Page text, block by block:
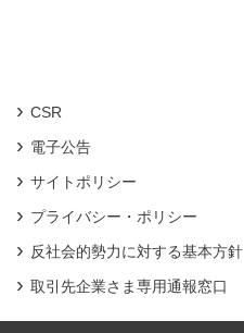
CSR
電子公告
サイトポリシー
プライバシー・ポリシー
反社会的勢力に対する基本方針
取引先企業さま専用通報窓口